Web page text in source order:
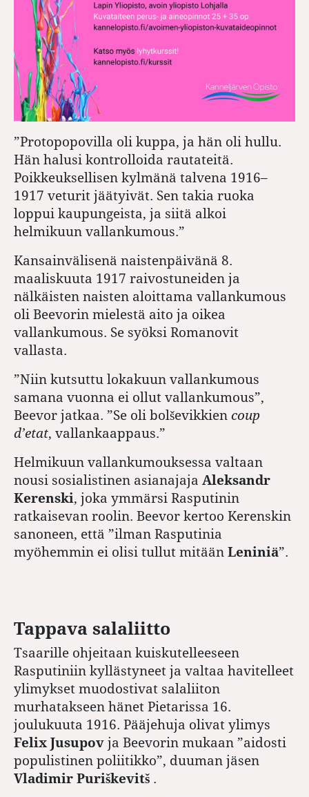
”Protopopovilla oli kuppa, ja hän oli hullu.
Hän halusi kontrolloida rautateitä.
Poikkeuksellisen kylmänä talvena 1916–
1917 veturit jäätyivät. Sen takia ruoka
loppui kaupungeista, ja siitä alkoi
helmikuun vallankumous.”
Kansainvälisenä naistenpäivänä 8.
maaliskuuta 1917 raivostuneiden ja
nälkäisten naisten aloittama vallankumous
oli Beevorin mielestä aito ja oikea
vallankumous. Se syöksi Romanovit
vallasta.
”Niin kutsuttu lokakuun vallankumous
samana vuonna ei ollut vallankumous”,
Beevor jatkaa. ”Se oli bolševikkien coup
d’etat, vallankaappaus.”
Helmikuun vallankumouksessa valtaan
nousi sosialistinen asianajaja Aleksandr
Kerenski, joka ymmärsi Rasputinin
ratkaisevan roolin. Beevor kertoo Kerenskin
sanoneen, että ”ilman Rasputinia
myöhemmin ei olisi tullut mitään Leniniä”.
Tappava salaliitto
Tsaarille ohjeitaan kuiskutelleeseen
Rasputiniin kyllästyneet ja valtaa havitelleet
ylimykset muodostivat salaliiton
murhatakseen hänet Pietarissa 16.
joulukuuta 1916. Pääjehuja olivat ylimys
Felix Jusupov ja Beevorin mukaan ”aidosti
populistinen poliitikko”, duuman jäsen
Vladimir Puriškevitš .